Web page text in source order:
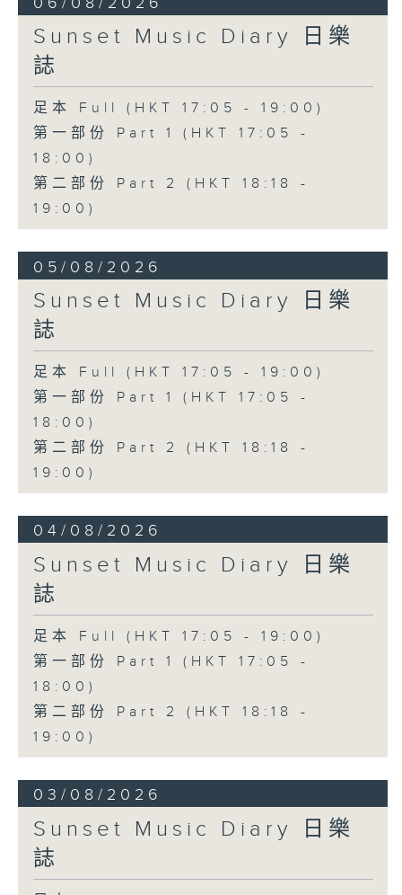
Sunset Music Diary 日樂
誌
足本 Full (HKT 17:05 - 19:00)
第一部份 Part 1 (HKT 17:05 -
18:00)
第二部份 Part 2 (HKT 18:18 -
19:00)
05/08/2026
Sunset Music Diary 日樂
誌
足本 Full (HKT 17:05 - 19:00)
第一部份 Part 1 (HKT 17:05 -
18:00)
第二部份 Part 2 (HKT 18:18 -
19:00)
04/08/2026
Sunset Music Diary 日樂
誌
足本 Full (HKT 17:05 - 19:00)
第一部份 Part 1 (HKT 17:05 -
18:00)
第二部份 Part 2 (HKT 18:18 -
19:00)
03/08/2026
Sunset Music Diary 日樂
誌